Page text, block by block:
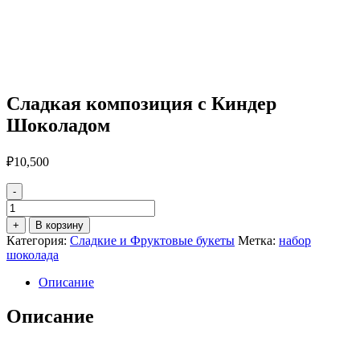
Сладкая композиция с Киндер
Шоколадом
₽10,500
-
Количество
товара
Сладкая
композиция
с
Киндер
Шоколадом
+ В корзину
Категория: Сладкие и Фруктовые букеты Метка: набор
шоколада
Описание
Описание